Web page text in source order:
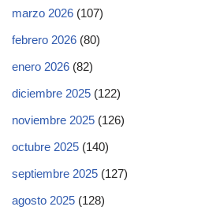
marzo 2026 (107)
febrero 2026 (80)
enero 2026 (82)
diciembre 2025 (122)
noviembre 2025 (126)
octubre 2025 (140)
septiembre 2025 (127)
agosto 2025 (128)